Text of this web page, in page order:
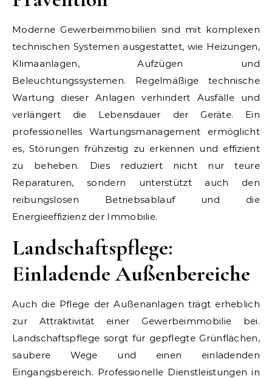
Moderne Gewerbeimmobilien sind mit komplexen
technischen Systemen ausgestattet, wie Heizungen,
Klimaanlagen, Aufzügen und
Beleuchtungssystemen. Regelmäßige technische
Wartung dieser Anlagen verhindert Ausfälle und
verlängert die Lebensdauer der Geräte. Ein
professionelles Wartungsmanagement ermöglicht
es, Störungen frühzeitig zu erkennen und effizient
zu beheben. Dies reduziert nicht nur teure
Reparaturen, sondern unterstützt auch den
reibungslosen Betriebsablauf und die
Energieeffizienz der Immobilie.
Landschaftspflege:
Einladende Außenbereiche
Auch die Pflege der Außenanlagen trägt erheblich
zur Attraktivität einer Gewerbeimmobilie bei.
Landschaftspflege sorgt für gepflegte Grünflächen,
saubere Wege und einen einladenden
Eingangsbereich. Professionelle Dienstleistungen in